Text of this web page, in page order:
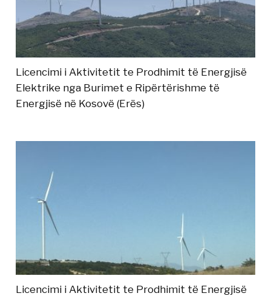
Licencimi i Aktivitetit te Prodhimit të Energjisë
Elektrike nga Burimet e Ripërtërishme të
Energjisë në Kosovë (Erës)
Licencimi i Aktivitetit te Prodhimit të Energjisë